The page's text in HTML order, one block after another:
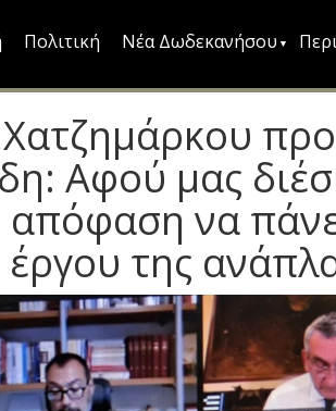
Πολιτική Νέα Δωδεκανήσου
Αφού μας
να
της